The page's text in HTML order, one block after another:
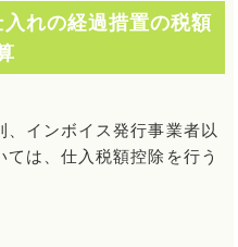
れの経過措置の税額
、インボイス発行事業者以
は、仕入税額控除を行う